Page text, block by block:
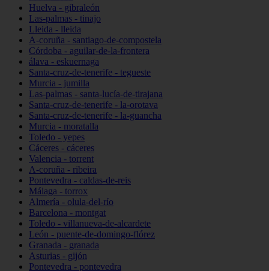
Huelva - gibraleón
Las-palmas - tinajo
Lleida - lleida
A-coruña - santiago-de-compostela
Córdoba - aguilar-de-la-frontera
álava - eskuernaga
Santa-cruz-de-tenerife - tegueste
Murcia - jumilla
Las-palmas - santa-lucía-de-tirajana
Santa-cruz-de-tenerife - la-orotava
Santa-cruz-de-tenerife - la-guancha
Murcia - moratalla
Toledo - yepes
Cáceres - cáceres
Valencia - torrent
A-coruña - ribeira
Pontevedra - caldas-de-reis
Málaga - torrox
Almería - olula-del-río
Barcelona - montgat
Toledo - villanueva-de-alcardete
León - puente-de-domingo-flórez
Granada - granada
Asturias - gijón
Pontevedra - pontevedra